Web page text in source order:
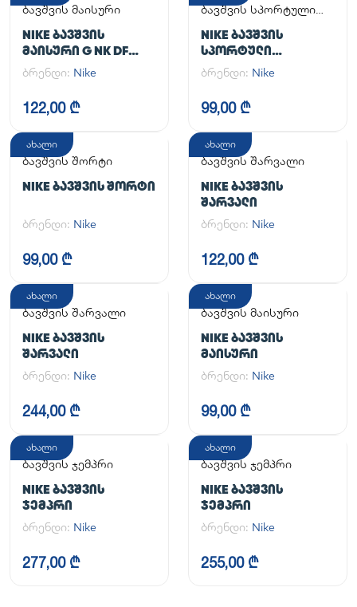
ბავშვის მაისური
NIKE ᲑᲐᲕᲨᲕᲘᲡ
ᲛᲐᲘᲡᲣᲠᲘ G NK DF
ONE SS TOP
ბრენდი: Nike
122,00 ₾
ბავშვის სპორტული
NIKE ᲑᲐᲕᲨᲕᲘᲡ
ᲡᲞᲝᲠᲢᲣᲚᲘ
ᲙᲝᲛᲞᲚᲔᲥᲢᲘ
ბრენდი: Nike
99,00 ₾
ახალი
ბავშვის შორტი
NIKE ᲑᲐᲕᲨᲕᲘᲡ ᲨᲝᲠᲢᲘ
ბრენდი: Nike
99,00 ₾
ახალი
ბავშვის შარვალი
NIKE ᲑᲐᲕᲨᲕᲘᲡ
ᲨᲐᲠᲕᲐᲚᲘ
ბრენდი: Nike
122,00 ₾
ახალი
ბავშვის შარვალი
NIKE ᲑᲐᲕᲨᲕᲘᲡ
ᲨᲐᲠᲕᲐᲚᲘ
ბრენდი: Nike
244,00 ₾
ახალი
ბავშვის მაისური
NIKE ᲑᲐᲕᲨᲕᲘᲡ
ᲛᲐᲘᲡᲣᲠᲘ
ბრენდი: Nike
99,00 ₾
ახალი
ბავშვის ჯემპრი
NIKE ᲑᲐᲕᲨᲕᲘᲡ
ᲯᲔᲛᲞᲠᲘ
ბრენდი: Nike
277,00 ₾
ახალი
ბავშვის ჯემპრი
NIKE ᲑᲐᲕᲨᲕᲘᲡ
ᲯᲔᲛᲞᲠᲘ
ბრენდი: Nike
255,00 ₾